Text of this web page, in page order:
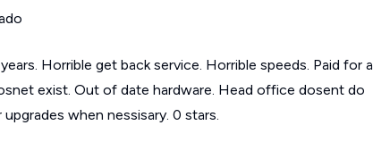
Horrible get back service. Horrible speeds. Paid for a
exist. Out of date hardware. Head office dosent do
when nessisary. 0 stars.